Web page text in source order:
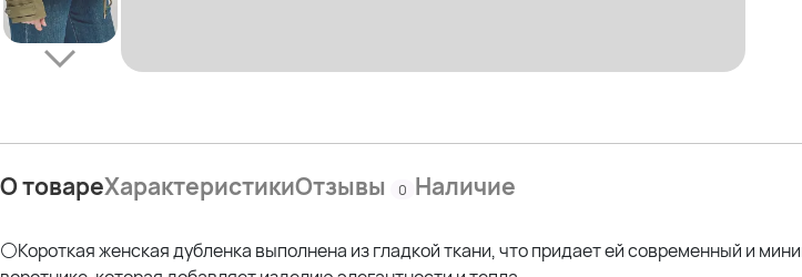
О товареХарактеристикиОтзывы 0 Наличие
⚪Короткая женская дубленка выполнена из гладкой ткани, что придает ей современный и